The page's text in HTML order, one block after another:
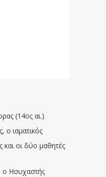
(14ος αι.)
ο ιαματικός
και οι δύο μαθητές
ο Ησυχαστής